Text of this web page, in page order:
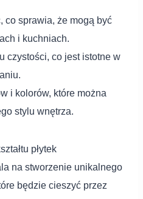
co sprawia, że mogą być
i kuchniach.
czystości, co jest istotne w
i kolorów, które można
stylu wnętrza.
płytek
na stworzenie unikalnego
będzie cieszyć przez